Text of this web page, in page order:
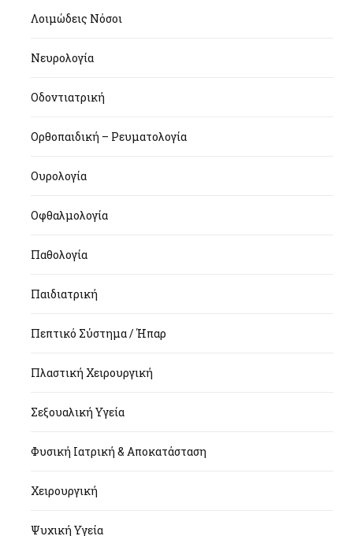
Λοιμώδεις Νόσοι
Νευρολογία
Οδοντιατρική
Ορθοπαιδική – Ρευματολογία
Ουρολογία
Οφθαλμολογία
Παθολογία
Παιδιατρική
Πεπτικό Σύστημα / Ήπαρ
Πλαστική Χειρουργική
Σεξουαλική Υγεία
Φυσική Ιατρική & Αποκατάσταση
Χειρουργική
Ψυχική Υγεία